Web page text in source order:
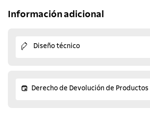
Información adicional
Diseño técnico
Derecho de Devolución de Productos